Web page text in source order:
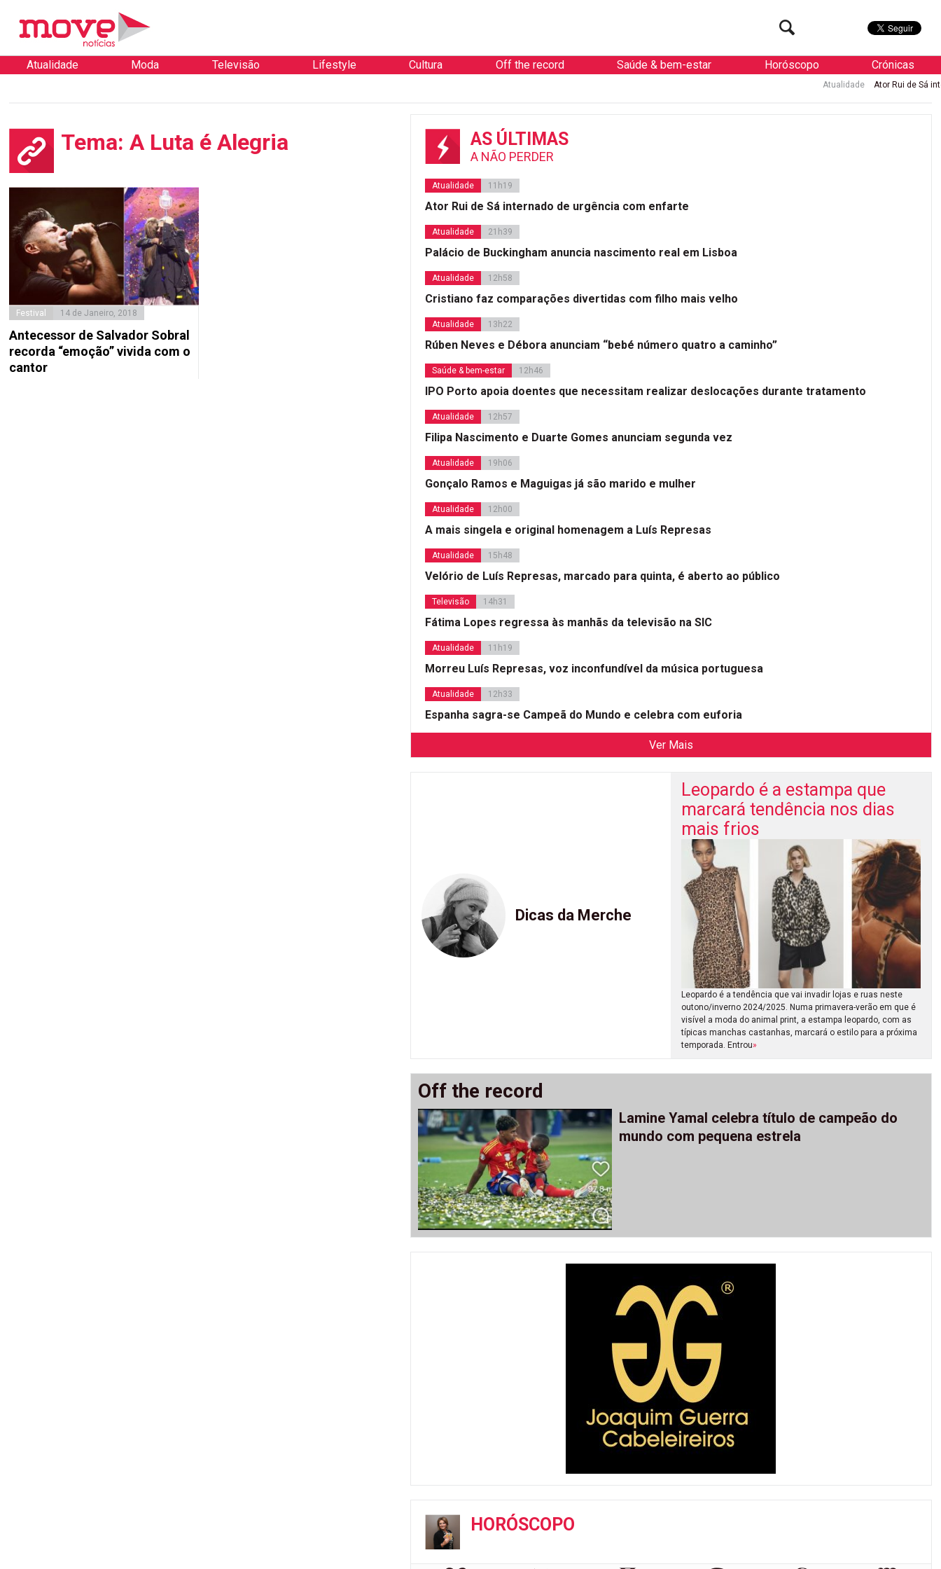
Atualidade Moda Televisão Lifestyle Cultura Off the record Saúde & bem-estar Horóscopo Crónicas
Atualidade Ator Rui de Sá
Tema: A Luta é Alegria
Festival 14 de Janeiro, 2018
Antecessor de Salvador Sobral
recorda “emoção” vivida com o
cantor
AS ÚLTIMAS
A NÃO PERDER
Atualidade 11h19
Ator Rui de Sá internado de urgência com enfarte
Atualidade 21h39
Palácio de Buckingham anuncia nascimento real em Lisboa
Atualidade 12h58
Cristiano faz comparações divertidas com filho mais velho
Atualidade 13h22
Rúben Neves e Débora anunciam “bebé número quatro a caminho”
Saúde & bem-estar 12h46
IPO Porto apoia doentes que necessitam realizar deslocações durante tratamento
Atualidade 12h57
Filipa Nascimento e Duarte Gomes anunciam segunda vez
Atualidade 19h06
Gonçalo Ramos e Maguigas já são marido e mulher
Atualidade 12h00
A mais singela e original homenagem a Luís Represas
Atualidade 15h48
Velório de Luís Represas, marcado para quinta, é aberto ao público
Televisão 14h31
Fátima Lopes regressa às manhãs da televisão na SIC
Atualidade 11h19
Morreu Luís Represas, voz inconfundível da música portuguesa
Atualidade 12h33
Espanha sagra-se Campeã do Mundo e celebra com euforia
Ver Mais
Dicas da Merche
Leopardo é a estampa que
marcará tendência nos dias
mais frios
Leopardo é a tendência que vai invadir lojas e ruas neste
outono/inverno 2024/2025. Numa primavera-verão em que é
visível a moda do animal print, a estampa leopardo, com as
típicas manchas castanhas, marcará o estilo para a próxima
temporada. Entrou»
Off the record
Lamine Yamal celebra título de campeão do
mundo com pequena estrela
HORÓSCOPO